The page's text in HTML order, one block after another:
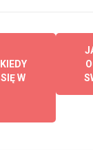
W